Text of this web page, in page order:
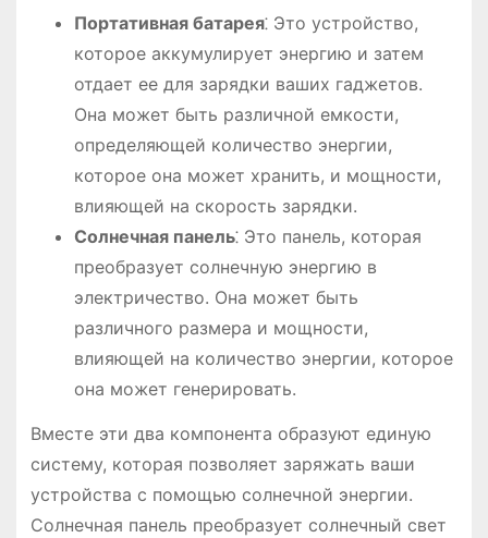
Портативная батарея⁚ Это устройство,
которое аккумулирует энергию и затем
отдает ее для зарядки ваших гаджетов.
Она может быть различной емкости,
определяющей количество энергии,
которое она может хранить, и мощности,
влияющей на скорость зарядки.
Солнечная панель⁚ Это панель, которая
преобразует солнечную энергию в
электричество. Она может быть
различного размера и мощности,
влияющей на количество энергии, которое
она может генерировать.
Вместе эти два компонента образуют единую
систему, которая позволяет заряжать ваши
устройства с помощью солнечной энергии.
Солнечная панель преобразует солнечный свет